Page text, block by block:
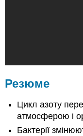
Резюме
Цикл азоту
атмосферою і
Бактерії